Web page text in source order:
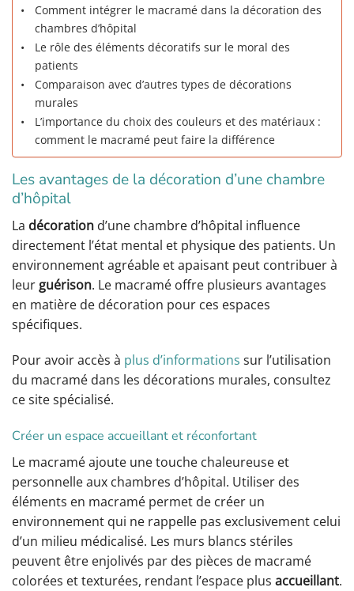
Comment intégrer le macramé dans la décoration des
chambres d’hôpital
Le rôle des éléments décoratifs sur le moral des
patients
Comparaison avec d’autres types de décorations
murales
L’importance du choix des couleurs et des matériaux :
comment le macramé peut faire la différence
Les avantages de la décoration d’une chambre
d’hôpital
La décoration d’une chambre d’hôpital influence
directement l’état mental et physique des patients. Un
environnement agréable et apaisant peut contribuer à
leur guérison. Le macramé offre plusieurs avantages
en matière de décoration pour ces espaces
spécifiques.
Pour avoir accès à plus d’informations sur l’utilisation
du macramé dans les décorations murales, consultez
ce site spécialisé.
Créer un espace accueillant et réconfortant
Le macramé ajoute une touche chaleureuse et
personnelle aux chambres d’hôpital. Utiliser des
éléments en macramé permet de créer un
environnement qui ne rappelle pas exclusivement celui
d’un milieu médicalisé. Les murs blancs stériles
peuvent être enjolivés par des pièces de macramé
colorées et texturées, rendant l’espace plus accueillant.